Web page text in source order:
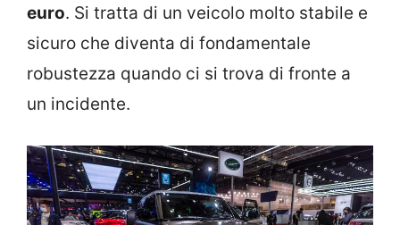
euro. Si tratta di un veicolo molto stabile e
sicuro che diventa di fondamentale
robustezza quando ci si trova di fronte a
un incidente.